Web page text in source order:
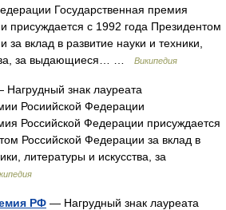
Государственная премия
присуждается с 1992 года Президентом
вклад в развитие науки и техники,
за выдающиеся… …
Википедия
Нагрудный знак лауреата
Росиийской Федерации
Российской Федерации присуждается
Российской Федерации за вклад в
литературы и искусства, за
РФ — Нагрудный знак лауреата